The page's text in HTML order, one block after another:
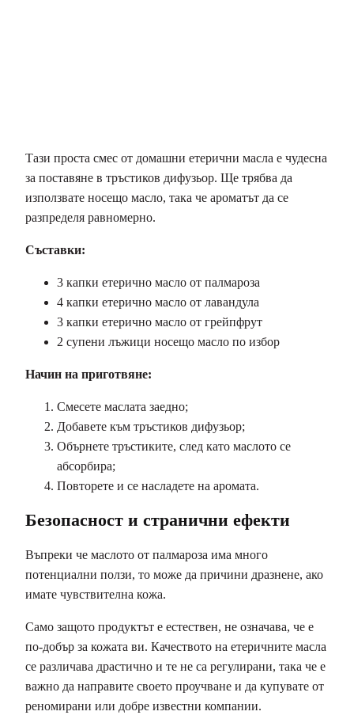
Тази проста смес от домашни етерични масла е чудесна
за поставяне в тръстиков дифузьор. Ще трябва да
използвате носещо масло, така че ароматът да се
разпределя равномерно.
Съставки:
3 капки етерично масло от палмароза
4 капки етерично масло от лавандула
3 капки етерично масло от грейпфрут
2 супени лъжици носещо масло по избор
Начин на приготвяне:
Смесете маслата заедно;
Добавете към тръстиков дифузьор;
Обърнете тръстиките, след като маслото се
абсорбира;
Повторете и се насладете на аромата.
Безопасност и странични ефекти
Въпреки че маслото от палмароза има много
потенциални ползи, то може да причини дразнене, ако
имате чувствителна кожа.
Само защото продуктът е естествен, не означава, че е
по-добър за кожата ви. Качеството на етеричните масла
се различава драстично и те не са регулирани, така че е
важно да направите своето проучване и да купувате от
реномирани или добре известни компании.